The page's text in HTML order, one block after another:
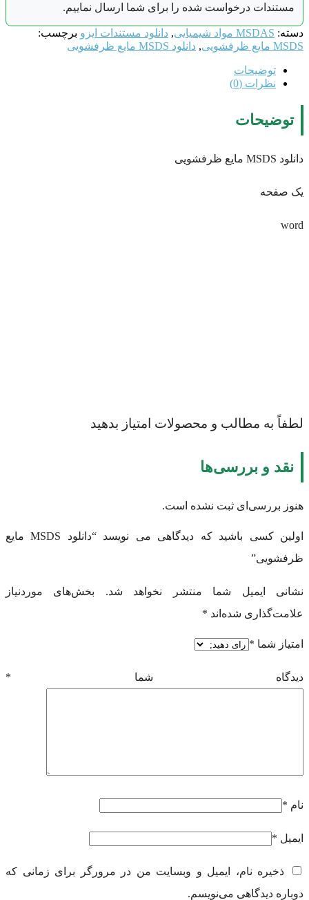
مستندات درخواست شده را برای شما ارسال نماییم.
دسته: MSDAS مواد شیمیایی , دانلود مستندات ایزو برچسب:
MSDS مایع ظرفشویی
, دانلود MSDS مایع ظرفشویی
توضیحات
نظرات (0)
توضیحات
دانلود MSDS مایع ظرفشویی
یک صفحه
word
لطفاً به مطالب و محصولات امتیاز بدهید
نقد و بررسی‌ها
هنوز بررسی‌ای ثبت نشده است.
اولین کسی باشید که دیدگاهی می نویسد “دانلود MSDS مایع
ظرفشویی”
نشانی ایمیل شما منتشر نخواهد شد.
بخش‌های موردنیاز
علامت‌گذاری شده‌اند *
امتیاز شما *
دیدگاه شما *
نام *
ایمیل *
ذخیره نام، ایمیل و وبسایت من در مرورگر برای زمانی که
دوباره دیدگاهی می‌نویسم.